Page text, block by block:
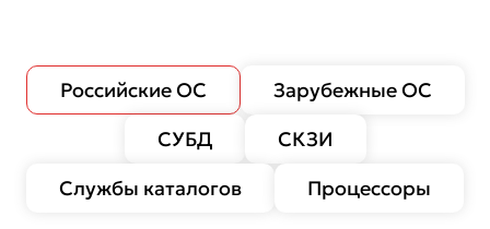
Российские ОС
Зарубежные ОС
СУБД
СКЗИ
Службы каталогов
Процессоры